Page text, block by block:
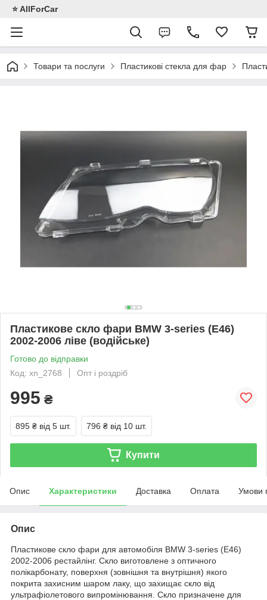
⭐️ AllForCar
Товари та послуги Пластикові стекла для фар
Пластикове скло фари BMW 3-series (E46)
2002-2006 ліве (водійське)
Готово до відправки
Код: xn_2768
Опт і роздріб
995 ₴
895 ₴ від 5 шт. 796 ₴ від 10 шт.
Купити
Опис Характеристики Доставка Оплата Умови
Опис
Пластикове скло фари для автомобіля BMW 3-series (E46)
2002-2006 рестайлінг. Скло виготовлене з оптичного
полікарбонату, поверхня (зовнішня та внутрішня) якого
покрита захисним шаром лаку, що захищає скло від
ультрафіолетового випромінювання. Скло призначене для